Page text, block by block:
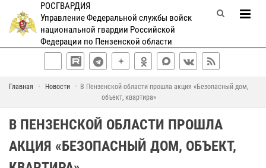
РОСГВАРДИЯ
Управление Федеральной службы войск
национальной гвардии Российской
Федерации по Пензенской области
Главная Новости
В Пензенской области прошла акция «Безопасный дом,
объект, квартира»
В ПЕНЗЕНСКОЙ ОБЛАСТИ ПРОШЛА
АКЦИЯ «БЕЗОПАСНЫЙ ДОМ, ОБЪЕКТ,